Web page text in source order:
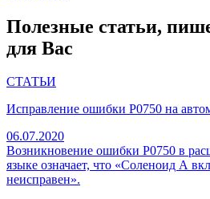
Полезные статьи,
для Вас
СТАТЬИ
Исправление ошибки P0750 на
06.07.2020
Возникновение ошибки P0750 в
языке означает, что «Соленоид А
неисправен».